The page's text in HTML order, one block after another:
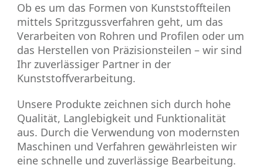
Ob es um das Formen von Kunststoffteilen
mittels Spritzgussverfahren geht, um das
Verarbeiten von Rohren und Profilen oder um
das Herstellen von Präzisionsteilen – wir sind
Ihr zuverlässiger Partner in der
Kunststoffverarbeitung.
Unsere Produkte zeichnen sich durch hohe
Qualität, Langlebigkeit und Funktionalität
aus. Durch die Verwendung von modernsten
Maschinen und Verfahren gewährleisten wir
eine schnelle und zuverlässige Bearbeitung.